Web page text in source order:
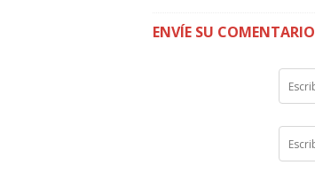
ENVÍE SU COMENTARIO